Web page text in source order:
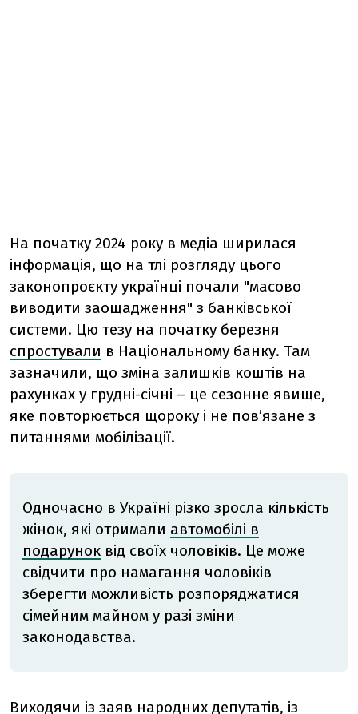
На початку 2024 року в медіа ширилася
інформація, що на тлі розгляду цього
законопроєкту українці почали "масово
виводити заощадження" з банківської
системи. Цю тезу на початку березня
спростували в Національному банку. Там
зазначили, що зміна залишків коштів на
рахунках у грудні-січні – це сезонне явище,
яке повторюється щороку і не пов’язане з
питаннями мобілізації.
Одночасно в Україні різко зросла кількість
жінок, які отримали автомобілі в
подарунок від своїх чоловіків. Це може
свідчити про намагання чоловіків
зберегти можливість розпоряджатися
сімейним майном у разі зміни
законодавства.
Виходячи із заяв народних депутатів, із